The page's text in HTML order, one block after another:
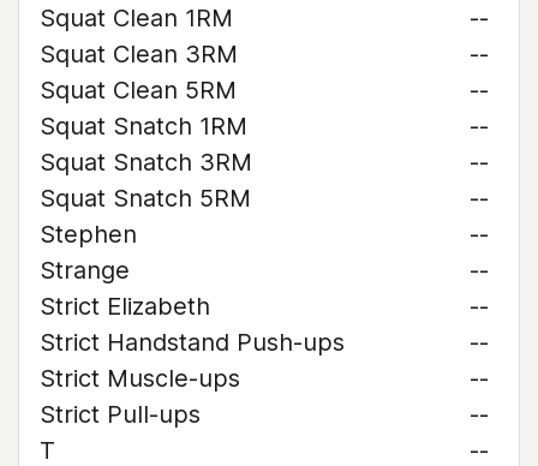
Squat Clean 1RM
--
Squat Clean 3RM
--
Squat Clean 5RM
--
Squat Snatch 1RM
--
Squat Snatch 3RM
--
Squat Snatch 5RM
--
Stephen
--
Strange
--
Strict Elizabeth
--
Strict Handstand Push-ups
--
Strict Muscle-ups
--
Strict Pull-ups
--
T
--